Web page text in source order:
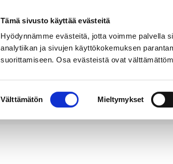
Tämä sivusto käyttää evästeitä
Hyödynnämme evästeitä, jotta voimme palvella
analytiikan ja sivujen käyttökokemuksen
suorittamiseen. Osa evästeistä ovat
valinta
Välttämätön Mieltymykset